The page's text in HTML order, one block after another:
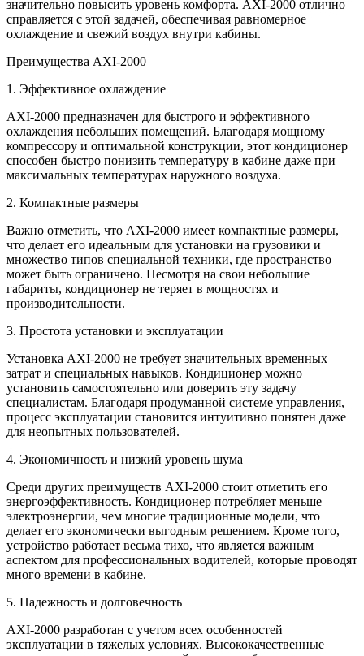
значительно повысить уровень комфорта. AXI-2000 отлично
справляется с этой задачей, обеспечивая равномерное
охлаждение и свежий воздух внутри кабины.
Преимущества AXI-2000
1. Эффективное охлаждение
AXI-2000 предназначен для быстрого и эффективного
охлаждения небольших помещений. Благодаря мощному
компрессору и оптимальной конструкции, этот кондиционер
способен быстро понизить температуру в кабине даже при
максимальных температурах наружного воздуха.
2. Компактные размеры
Важно отметить, что AXI-2000 имеет компактные размеры,
что делает его идеальным для установки на грузовики и
множество типов специальной техники, где пространство
может быть ограничено. Несмотря на свои небольшие
габариты, кондиционер не теряет в мощностях и
производительности.
3. Простота установки и эксплуатации
Установка AXI-2000 не требует значительных временных
затрат и специальных навыков. Кондиционер можно
установить самостоятельно или доверить эту задачу
специалистам. Благодаря продуманной системе управления,
процесс эксплуатации становится интуитивно понятен даже
для неопытных пользователей.
4. Экономичность и низкий уровень шума
Среди других преимуществ AXI-2000 стоит отметить его
энергоэффективность. Кондиционер потребляет меньше
электроэнергии, чем многие традиционные модели, что
делает его экономически выгодным решением. Кроме того,
устройство работает весьма тихо, что является важным
аспектом для профессиональных водителей, которые проводят
много времени в кабине.
5. Надежность и долговечность
AXI-2000 разработан с учетом всех особенностей
эксплуатации в тяжелых условиях. Высококачественные